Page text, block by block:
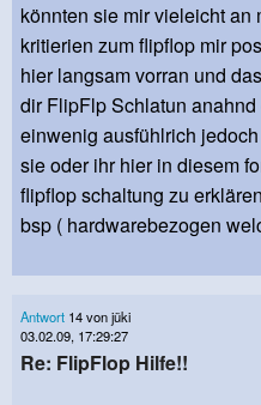
könnten sie mir vieleicht
kritierien zum flipflop mir
hier langsam vorran und
dir FlipFlp Schlatun
einwenig ausfühlrich
sie oder ihr hier in diesem
flipflop schaltung zu
bsp ( hardwarebezogen
Antwort 14 von jüki
03.02.09, 17:29:27
Re: FlipFlop Hilfe!!